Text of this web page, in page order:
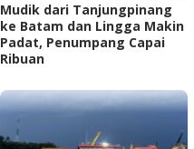
Mudik dari Tanjungpinang
ke Batam dan Lingga Makin
Padat, Penumpang Capai
Ribuan